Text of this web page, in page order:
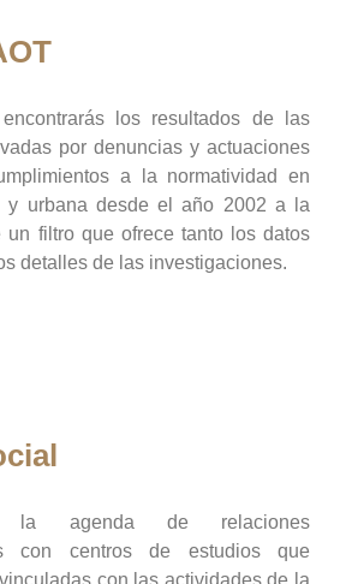
los resultados de las
por denuncias y actuaciones
a la normatividad en
y urbana desde el año 2002 a la
un filtro que ofrece tanto los datos
detalles de las investigaciones.
la agenda de relaciones
con centros de estudios que
con las actividades de la